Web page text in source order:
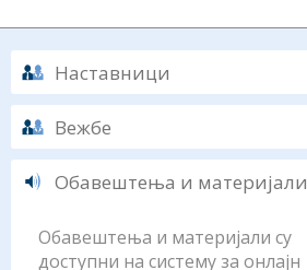
Наставници
Вежбе
Обавештења и материјали
Обавештења и материјали су
доступни на систему за онлајн